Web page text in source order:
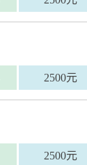
2500元
2500元